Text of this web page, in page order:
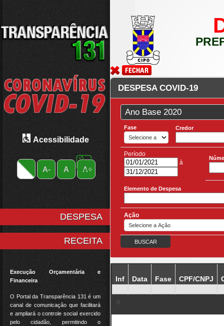
Acessibilidade
A- A A+
DESPESA
RECEITA
Execução Orçamentária e
Financeira
O Portal da Transparência 131 é um
canal de comunicação que facilitará
e ampliará o controle social exercido
pelo cidadão, permitindo o
DESPESA COVID-19
Fase Credor
Período
à
Elemento de Despesa
Ação
Inf Data Fase CPF/CNPJ
0